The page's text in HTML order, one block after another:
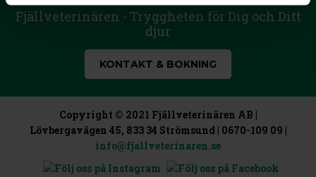
Fjällveterinären - Tryggheten för Dig och Ditt
djur
KONTAKT & BOKNING
Copyright © 2021 Fjällveterinären AB |
Lövbergavägen 45, 833 34 Strömsund | 0670-109 09 |
info@fjallveterinaren.se